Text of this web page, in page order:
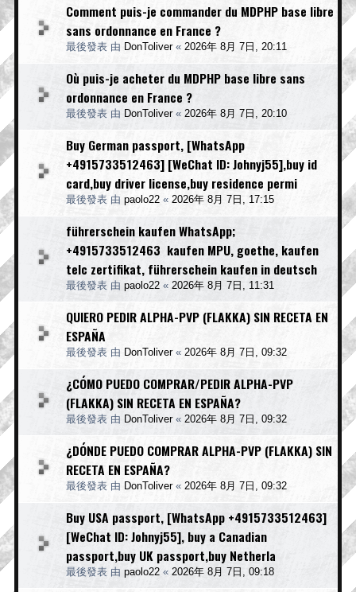
Comment puis-je commander du MDPHP base libre
sans ordonnance en France ?
最後發表 由 DonToliver« 2026年 8月 7日, 20:11
Où puis-je acheter du MDPHP base libre sans
ordonnance en France ?
最後發表 由 DonToliver« 2026年 8月 7日, 20:10
Buy German passport, [WhatsApp
+4915733512463] [WeChat ID: Johnyj55],buy id
card,buy driver license,buy residence permi
最後發表 由 paolo22 « 2026年 8月 7日, 17:15
führerschein kaufen WhatsApp;
+4915733512463 kaufen MPU, goethe, kaufen
telc zertifikat, führerschein kaufen in deutsch
最後發表 由 paolo22 « 2026年 8月 7日, 11:31
QUIERO PEDIR ALPHA-PVP (FLAKKA) SIN RECETA EN
ESPAÑA
最後發表 由 DonToliver« 2026年 8月 7日, 09:32
¿CÓMO PUEDO COMPRAR/PEDIR ALPHA-PVP
(FLAKKA) SIN RECETA EN ESPAÑA?
最後發表 由 DonToliver« 2026年 8月 7日, 09:32
¿DÓNDE PUEDO COMPRAR ALPHA-PVP (FLAKKA) SIN
RECETA EN ESPAÑA?
最後發表 由 DonToliver« 2026年 8月 7日, 09:32
Buy USA passport, [WhatsApp +4915733512463]
[WeChat ID: Johnyj55], buy a Canadian
passport,buy UK passport,buy Netherla
最後發表 由 paolo22 « 2026年 8月 7日, 09:18